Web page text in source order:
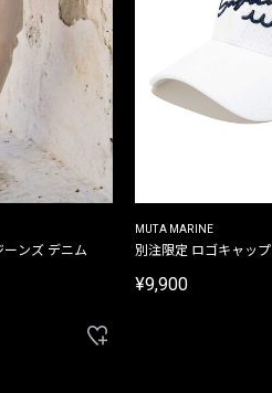
ンズ デニム
MUTA MARINE
別注限定 ロゴキャップ
¥9,900